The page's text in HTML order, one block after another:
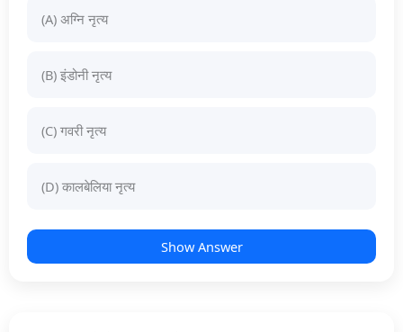
(A) अग्नि नृत्य
(B) इंडोनी नृत्य
(C) गवरी नृत्य
(D) कालबेलिया नृत्य
Show Answer